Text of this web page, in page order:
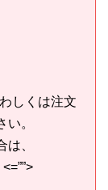
しくは注文
。
、